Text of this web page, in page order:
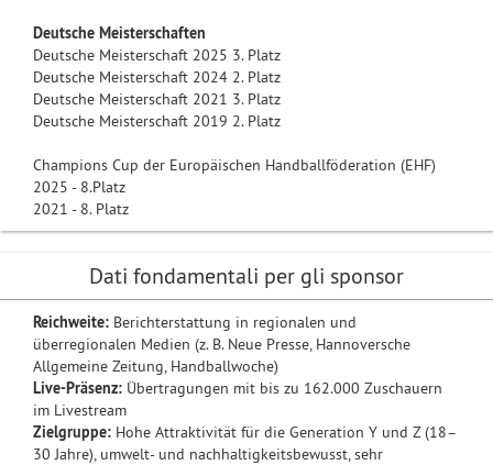
Deutsche Meisterschaften
Deutsche Meisterschaft 2025 3. Platz
Deutsche Meisterschaft 2024 2. Platz
Deutsche Meisterschaft 2021 3. Platz
Deutsche Meisterschaft 2019 2. Platz
Champions Cup der Europäischen Handballföderation (EHF)
2025 - 8.Platz
2021 - 8. Platz
Dati fondamentali per gli sponsor
Reichweite: Berichterstattung in regionalen und
überregionalen Medien (z. B. Neue Presse, Hannoversche
Allgemeine Zeitung, Handballwoche)
Live-Präsenz: Übertragungen mit bis zu 162.000 Zuschauern
im Livestream
Zielgruppe: Hohe Attraktivität für die Generation Y und Z (18–
30 Jahre), umwelt- und nachhaltigkeitsbewusst, sehr